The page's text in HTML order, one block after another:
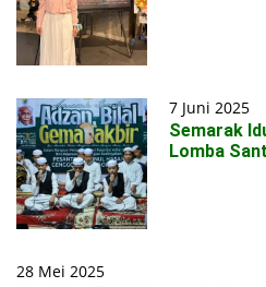
7 Juni 2025
Semarak
Lomba
28 Mei 2025